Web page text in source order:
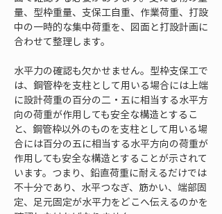
量、型枠重量、支保工自重、作業荷重、打設
中の一時的な集中荷重を、図面と打設計画に
合わせて整理します。
水平力の確認も欠かせません。型枠支保工で
は、鋼管枠を支柱として用いる場合には上端
に設計荷重の百分の二・五に相当する水平方
向の荷重が作用しても安全な構造とするこ
と、鋼管枠以外のものを支柱として用いる場
合には百分の五に相当する水平方向の荷重が
作用しても安全な構造とすることが示されて
います。つまり、鉛直荷重に耐えるだけでは
不十分であり、水平つなぎ、筋かい、端部固
定、足元固定が水平力をどこへ伝えるのかを